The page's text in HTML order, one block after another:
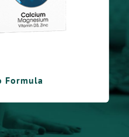
Formula